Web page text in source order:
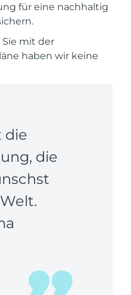
für eine nachhaltig
mit der
haben wir keine
die
die